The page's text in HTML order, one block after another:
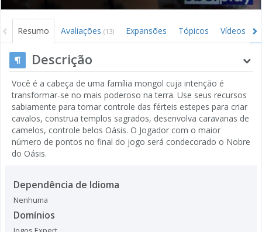
Resumo Avaliações (13) Expansões Tópicos Vídeos
Descrição
Você é a cabeça de uma família mongol cuja intenção é
transformar-se no mais poderoso na terra. Use seus recursos
sabiamente para tomar controle das férteis estepes para criar
cavalos, construa templos sagrados, desenvolva caravanas de
camelos, controle belos Oásis. O Jogador com o maior
número de pontos no final do jogo será condecorado o Nobre
do Oásis.
Dependência de Idioma
Nenhuma
Domínios